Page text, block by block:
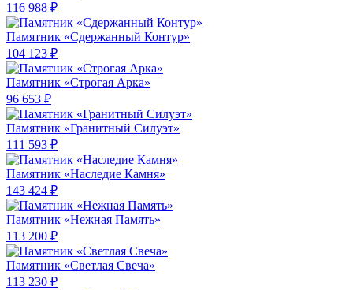
116 988 ₽
Памятник «Сдержанный Контур»
104 123 ₽
Памятник «Строгая Арка»
96 653 ₽
Памятник «Гранитный Силуэт»
111 593 ₽
Памятник «Наследие Камня»
143 424 ₽
Памятник «Нежная Память»
113 200 ₽
Памятник «Светлая Свеча»
113 230 ₽